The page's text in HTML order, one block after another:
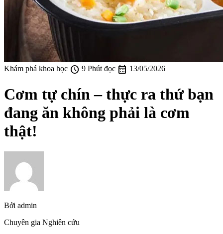
Khám phá khoa học schedule 9 Phút đọc calendar_month 13/05/2026
Cơm tự chín – thực ra thứ bạn
đang ăn không phải là cơm
thật!
Bởi admin
Chuyên gia Nghiên cứu